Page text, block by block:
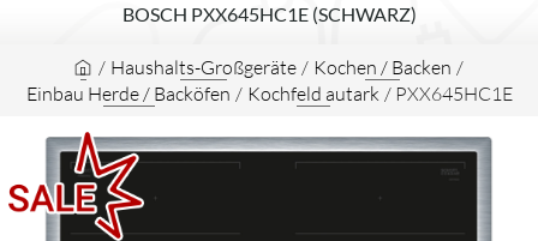
BOSCH PXX645HC1E (SCHWARZ)
/ Haushalts-Großgeräte / Kochen / Backen /
Einbau Herde / Backöfen / Kochfeld autark / PXX645HC1E